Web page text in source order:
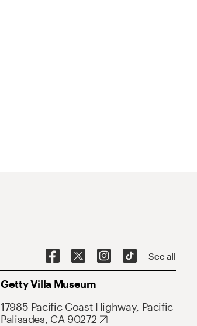
See all
Getty Villa Museum
17985 Pacific Coast Highway, Pacific
Palisades, CA 90272